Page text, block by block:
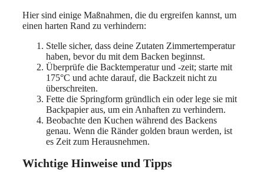
Hier sind einige Maßnahmen, die du ergreifen kannst, um
einen harten Rand zu verhindern:
Stelle sicher, dass deine Zutaten Zimmertemperatur
haben, bevor du mit dem Backen beginnst.
Überprüfe die Backtemperatur und -zeit; starte mit
175°C und achte darauf, die Backzeit nicht zu
überschreiten.
Fette die Springform gründlich ein oder lege sie mit
Backpapier aus, um ein Anhaften zu verhindern.
Beobachte den Kuchen während des Backens
genau. Wenn die Ränder golden braun werden, ist
es Zeit zum Herausnehmen.
Wichtige Hinweise und Tipps